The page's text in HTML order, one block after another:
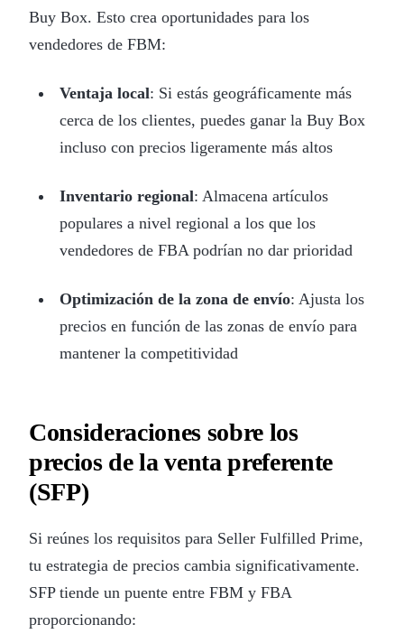
Buy Box. Esto crea oportunidades para los
vendedores de FBM:
Ventaja local: Si estás geográficamente más
cerca de los clientes, puedes ganar la Buy Box
incluso con precios ligeramente más altos
Inventario regional: Almacena artículos
populares a nivel regional a los que los
vendedores de FBA podrían no dar prioridad
Optimización de la zona de envío: Ajusta los
precios en función de las zonas de envío para
mantener la competitividad
Consideraciones sobre los
precios de la venta preferente
(SFP)
Si reúnes los requisitos para Seller Fulfilled Prime,
tu estrategia de precios cambia significativamente.
SFP tiende un puente entre FBM y FBA
proporcionando: